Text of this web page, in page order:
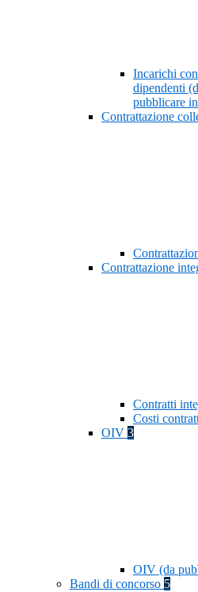
Incarichi
dipendenti
pubblicare
Contrattazione
Contrattazione
Contratti
Costi
OIV 3
OIV (da
Bandi di concorso 5